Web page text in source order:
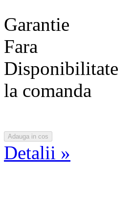
Garantie
Fara
Disponibilitate
la comanda
Detalii »